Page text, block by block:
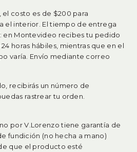
el costo es de $200 para
el interior. El tiempo de entrega
en Montevideo recibes tu pedido
horas hábiles, mientras que en el
varía. Envío mediante correo
recibirás un número de
rastrear tu orden.
por V.Lorenzo tiene garantía de
fundición (no hecha a mano)
que el producto esté